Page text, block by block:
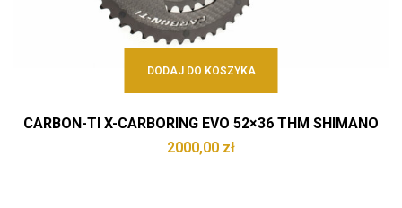
DODAJ DO KOSZYKA
CARBON-TI X-CARBORING EVO 52×36 THM SHIMANO
2000,00 zł